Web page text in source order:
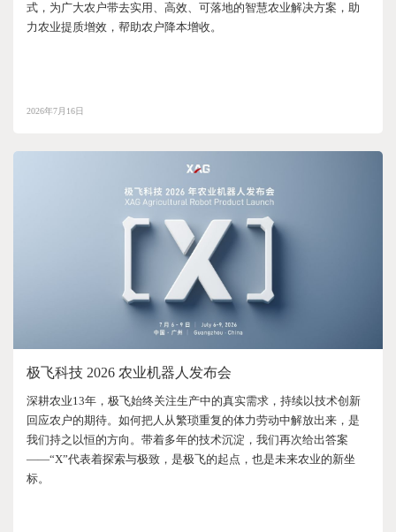
式，为广大农户带去实用、高效、可落地的智慧农业解决方案，助
力农业提质增效，帮助农户降本增收。
2026年7月16日
极飞科技 2026 农业机器人发布会
深耕农业13年，极飞始终关注生产中的真实需求，持续以技术创新
回应农户的期待。如何把人从繁琐重复的体力劳动中解放出来，是
我们持之以恒的方向。带着多年的技术沉淀，我们再次给出答案
——“X”代表着探索与极致，是极飞的起点，也是未来农业的新坐
标。